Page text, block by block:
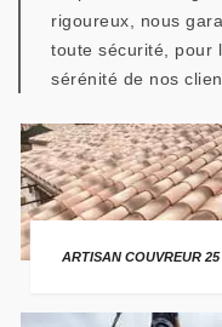
rigoureux, nous
toute sécurité, pour
sérénité de nos
ARTISAN COUVREUR 25